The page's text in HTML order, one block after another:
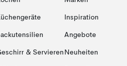
& Servieren
Inspiration
Angebote
Neuheiten